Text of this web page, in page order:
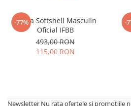
-77%
Geaca Softshell Masculin
Oficial IFBB
493,00 RON
115,00 RON
-
Newsletter Nu rata ofertele si promotiile